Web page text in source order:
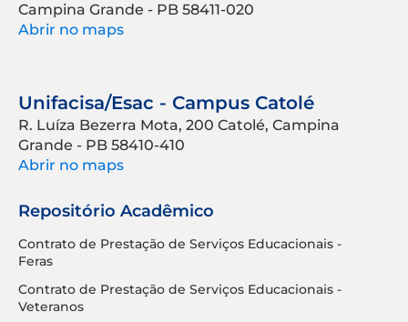
Campina Grande - PB 58411-020
Abrir no maps
Unifacisa/Esac - Campus Catolé
R. Luíza Bezerra Mota, 200 Catolé, Campina
Grande - PB 58410-410
Abrir no maps
Repositório Acadêmico
Contrato de Prestação de Serviços Educacionais -
Feras
Contrato de Prestação de Serviços Educacionais -
Veteranos